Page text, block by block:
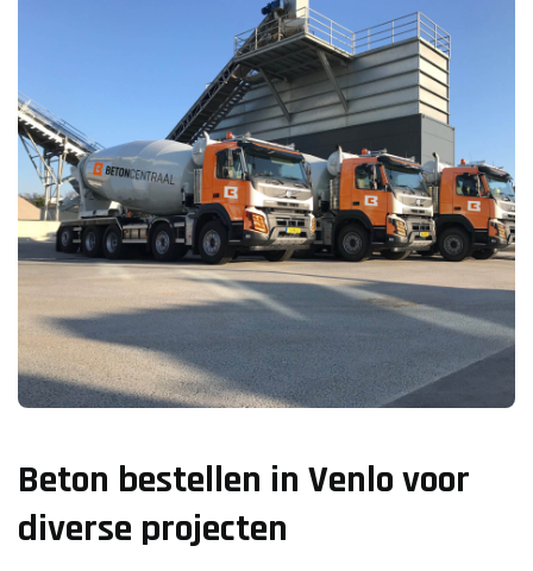
Beton bestellen in Venlo voor
diverse projecten